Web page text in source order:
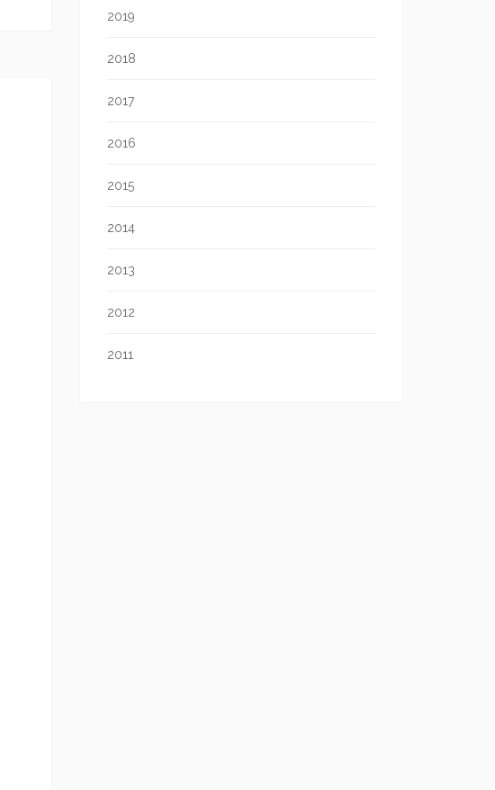
2019
2018
2017
2016
2015
2014
2013
2012
2011